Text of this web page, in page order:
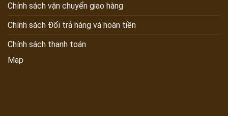
Chính sách vận chuyển giao hàng
Chính sách Đổi trả hàng và hoàn tiền
Chính sách thanh toán
Map